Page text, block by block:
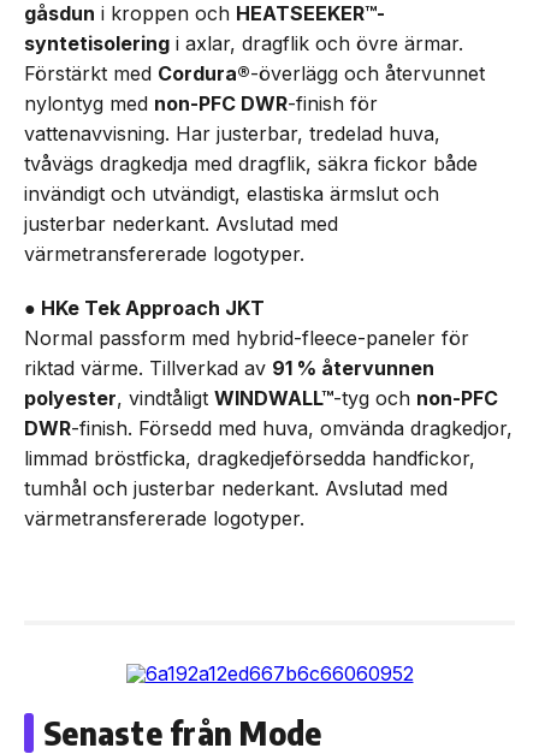
gåsdun i kroppen och HEATSEEKER™-
syntetisolering i axlar, dragflik och övre ärmar.
Förstärkt med Cordura®-överlägg och återvunnet
nylontyg med non-PFC DWR-finish för
vattenavvisning. Har justerbar, tredelad huva,
tvåvägs dragkedja med dragflik, säkra fickor både
invändigt och utvändigt, elastiska ärmslut och
justerbar nederkant. Avslutad med
värmetransfererade logotyper.
● HKe Tek Approach JKT
Normal passform med hybrid-fleece-paneler för
riktad värme. Tillverkad av 91 % återvunnen
polyester, vindtåligt WINDWALL™-tyg och non-PFC
DWR-finish. Försedd med huva, omvända dragkedjor,
limmad bröstficka, dragkedjeförsedda handfickor,
tumhål och justerbar nederkant. Avslutad med
värmetransfererade logotyper.
Senaste från Mode